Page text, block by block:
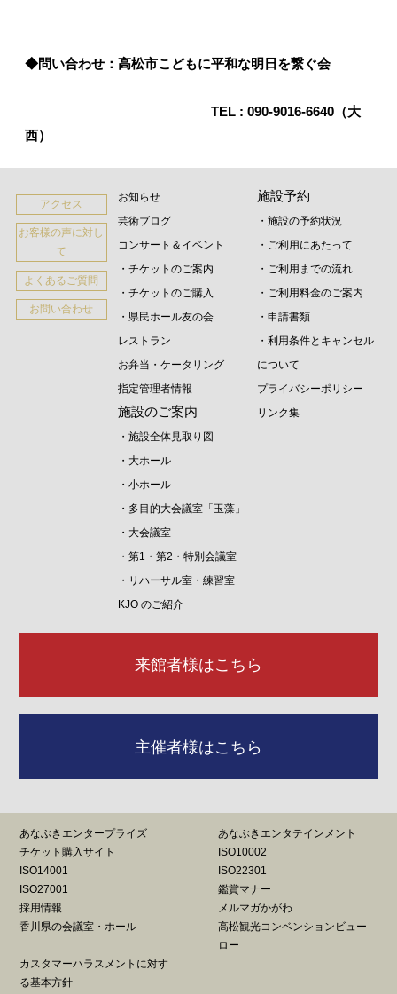
◆問い合わせ：高松市こどもに平和な明日を繋ぐ会
TEL : 090-9016-6640（大
西）
アクセス
お客様の声に対し
て
よくあるご質問
お問い合わせ
お知らせ
芸術ブログ
コンサート＆イベント
・チケットのご案内
・チケットのご購入
・県民ホール友の会
レストラン
お弁当・ケータリング
指定管理者情報
施設のご案内
・施設全体見取り図
・大ホール
・小ホール
・多目的大会議室「玉藻」
・大会議室
・第1・第2・特別会議室
・リハーサル室・練習室
KJO のご紹介
施設予約
・施設の予約状況
・ご利用にあたって
・ご利用までの流れ
・ご利用料金のご案内
・申請書類
・利用条件とキャンセル
について
プライバシーポリシー
リンク集
来館者様はこちら
主催者様はこちら
あなぶきエンタープライズ
あなぶきエンタテインメント
チケット購入サイト
ISO10002
ISO14001
ISO22301
ISO27001
鑑賞マナー
採用情報
メルマガかがわ
香川県の会議室・ホール
高松観光コンベンションビュー
ロー
カスタマーハラスメントに対す
る基本方針